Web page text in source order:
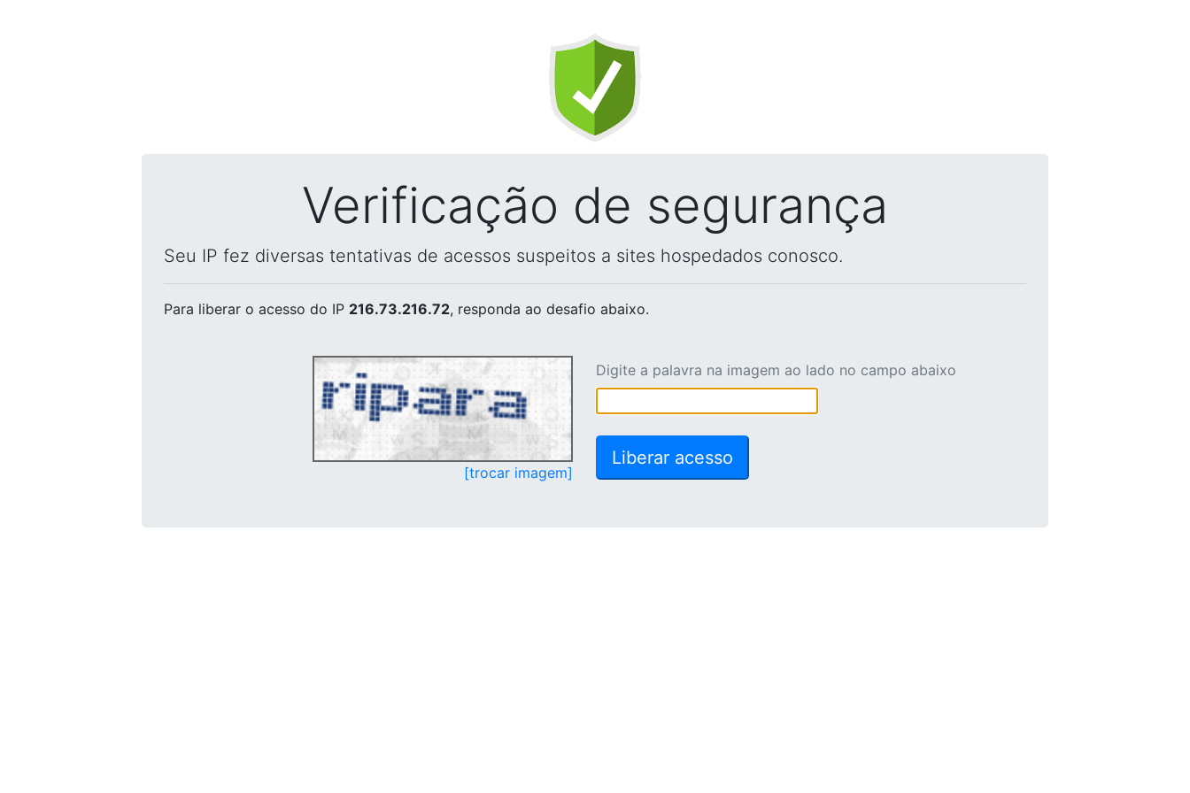
Verificação de segurança
Seu IP fez diversas tentativas de acessos suspeitos a sites hospedados conosco.
Para liberar o acesso do IP 216.73.216.72, responda ao desafio abaixo.
[trocar imagem]
Digite a palavra na imagem ao lado no campo abaixo